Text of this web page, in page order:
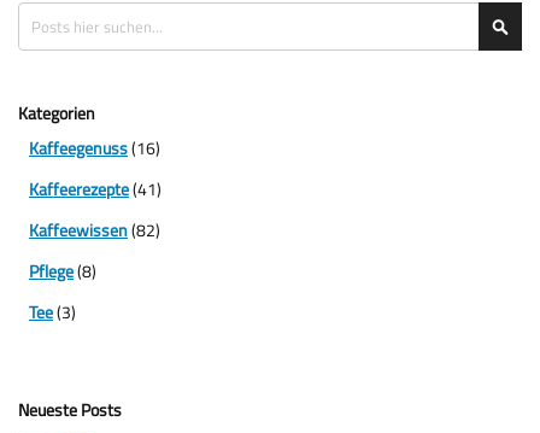
Suche
Kategorien
Kaffeegenuss(16)
Kaffeerezepte(41)
Kaffeewissen(82)
Pflege(8)
Tee(3)
Neueste Posts